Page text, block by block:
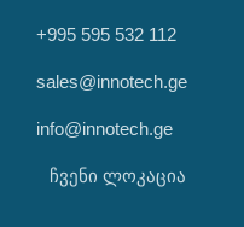
+995 595 532 112
sales@innotech.ge
info@innotech.ge
ჩვენი ლოკაცია